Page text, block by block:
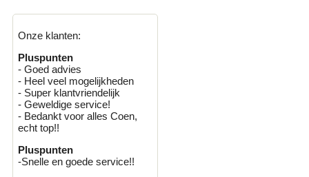
Onze klanten:
Pluspunten
- Goed advies
- Heel veel mogelijkheden
- Super klantvriendelijk
- Geweldige service!
- Bedankt voor alles Coen,
echt top!!
Pluspunten
-Snelle en goede service!!